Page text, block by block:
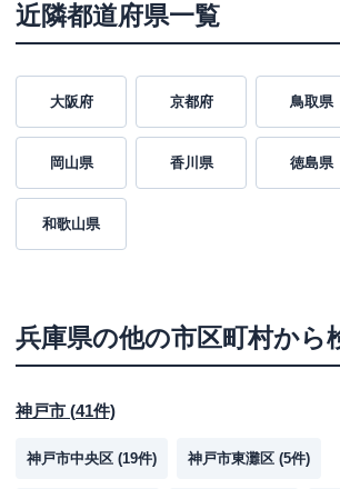
住所 兵庫県神戸市中央区琴
名称
レイク
三宮さんプラザ
平日：
9:00-21:00
ATM ✕
駐車場 ✕
住所
近隣都道府県一覧
大阪府 京都府 鳥取県
岡山県 香川県 徳島県
和歌山県
兵庫県の他の市区町村から
神戸市 (41件)
神戸市中央区 (19件) 神戸市東灘区 (5件)